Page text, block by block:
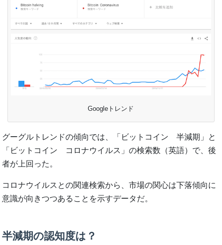
Googleトレンド
グーグルトレンドの傾向では、「ビットコイン 半減期」と
「ビットコイン コロナウイルス」の検索数（英語）で、後
者が上回った。
コロナウイルスとの関連検索から、市場の関心は下落傾向に
意識が向きつつあることを示すデータだ。
半減期の認知度は？